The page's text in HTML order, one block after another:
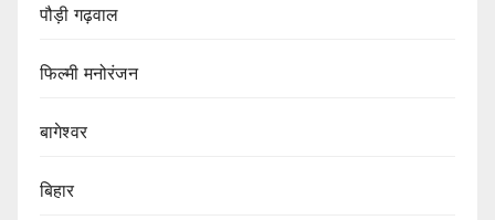
पौड़ी गढ़वाल
फिल्मी मनोरंजन
बागेश्वर
बिहार